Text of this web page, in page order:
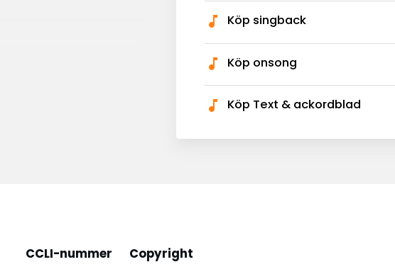
Köp singback
Köp onsong
Köp Text & ackordblad
CCLI-nummer Copyright